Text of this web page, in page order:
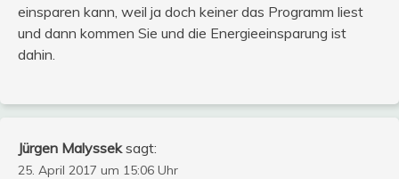
einsparen kann, weil ja doch keiner das Programm liest
und dann kommen Sie und die Energieeinsparung ist
dahin.
Jürgen Malyssek sagt:
25. April 2017 um 15:06 Uhr